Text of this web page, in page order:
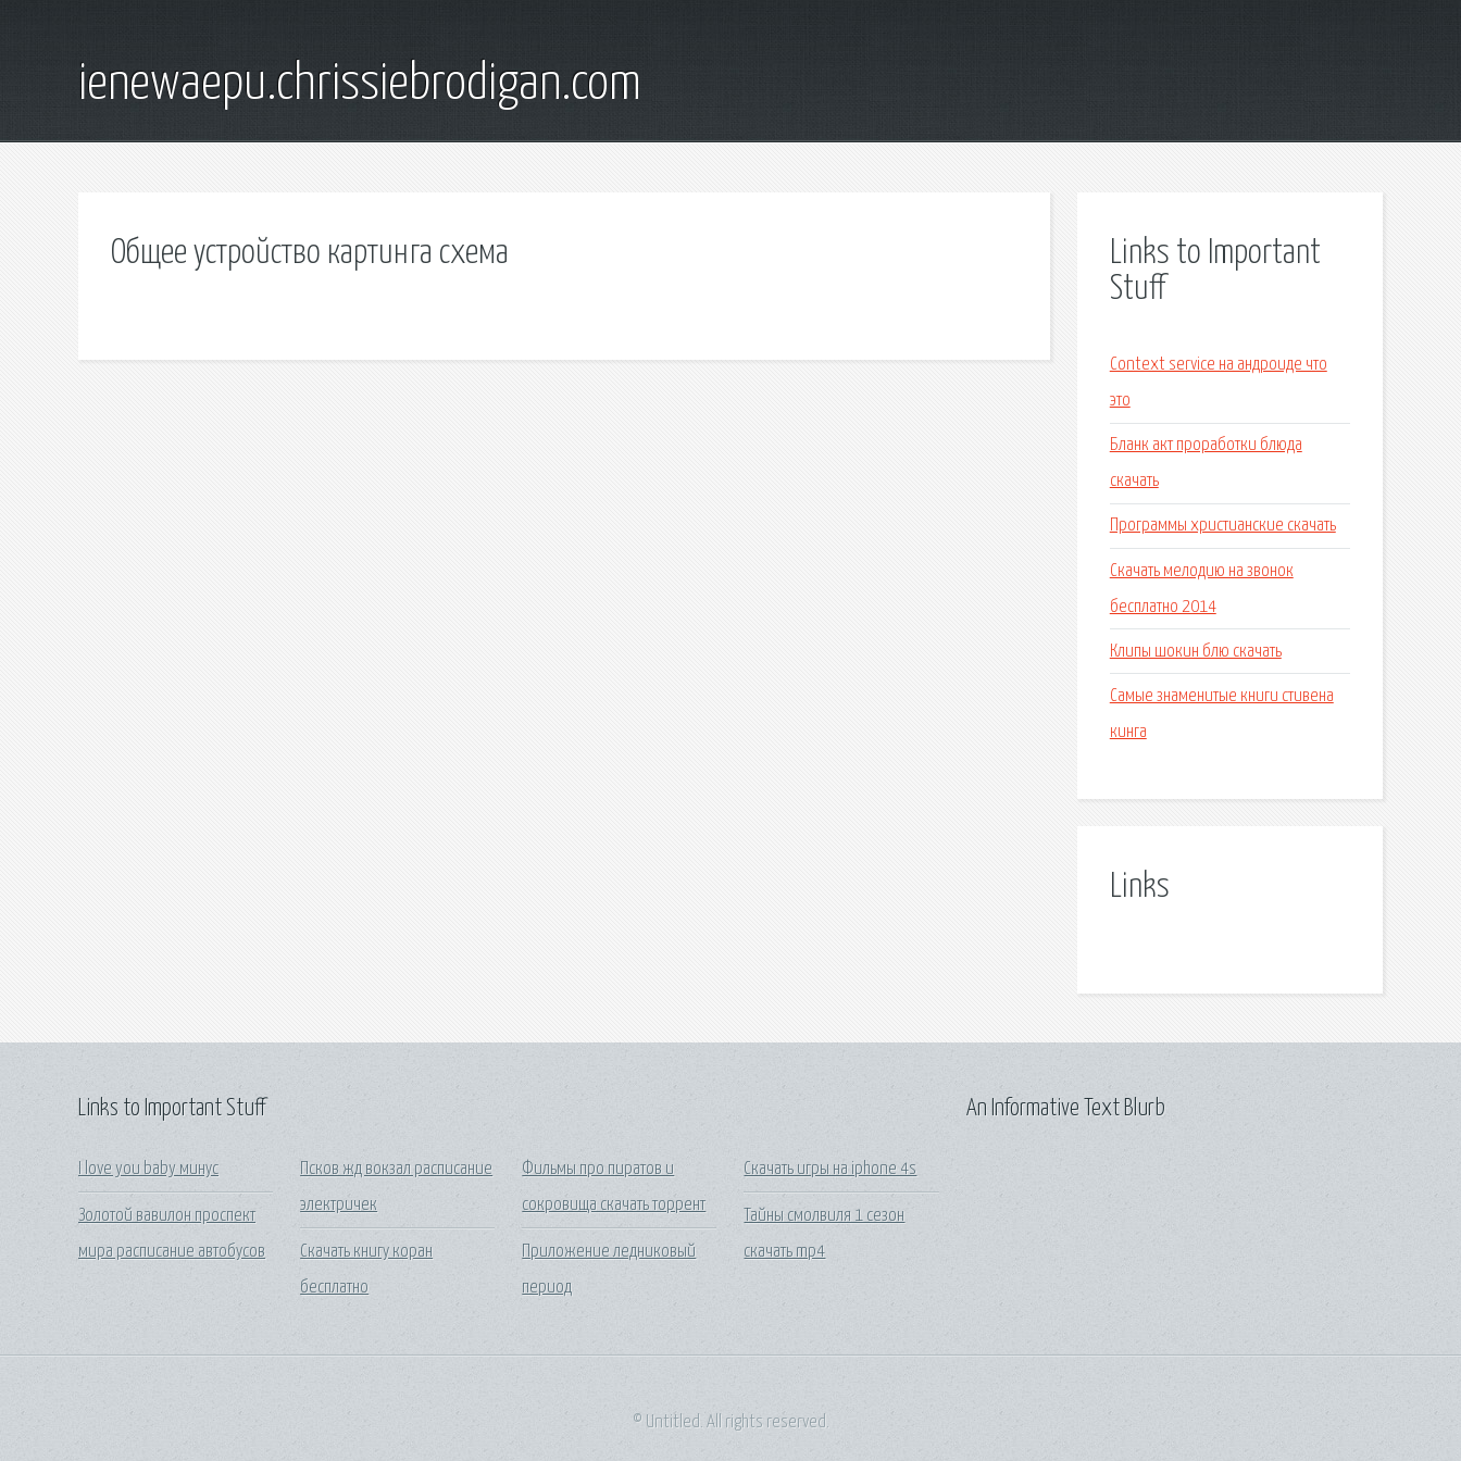
ienewaepu.chrissiebrodigan.com
Общее устройство картинга схема
Links to Important
Stuff
Context service на андроиде что
это
Бланк акт проработки блюда
скачать
Программы христианские скачать
Скачать мелодию на звонок
бесплатно 2014
Клипы шокин блю скачать
Самые знаменитые книги стивена
кинга
Links
Links to Important Stuff
I love you baby минус
Золотой вавилон проспект
мира расписание автобусов
Псков жд вокзал расписание
электричек
Скачать книгу коран
бесплатно
Фильмы про пиратов и
сокровища скачать торрент
Приложение ледниковый
период
Скачать игры на iphone 4s
Тайны смолвиля 1 сезон
скачать mp4
An Informative Text Blurb
© Untitled. All rights reserved.